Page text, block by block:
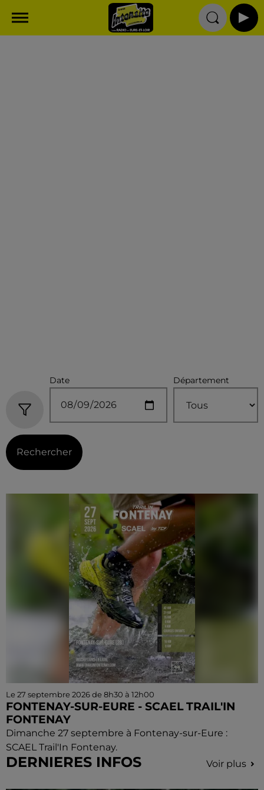
Date Département
Rechercher
Le 27 septembre 2026 de 8h30 à 12h00
FONTENAY-SUR-EURE - SCAEL TRAIL'IN
FONTENAY
Dimanche 27 septembre à Fontenay-sur-Eure :
SCAEL Trail'In Fontenay.
DERNIERES INFOS Voir plus